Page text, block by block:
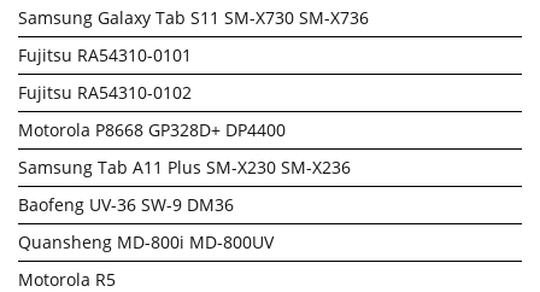
Samsung Galaxy Tab S11 SM-X730 SM-X736
Fujitsu RA54310-0101
Fujitsu RA54310-0102
Motorola P8668 GP328D+ DP4400
Samsung Tab A11 Plus SM-X230 SM-X236
Baofeng UV-36 SW-9 DM36
Quansheng MD-800i MD-800UV
Motorola R5